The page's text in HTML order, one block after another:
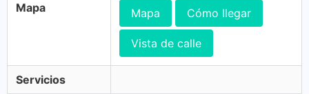
Mapa Mapa Cómo llegar
Vista de calle
Servicios